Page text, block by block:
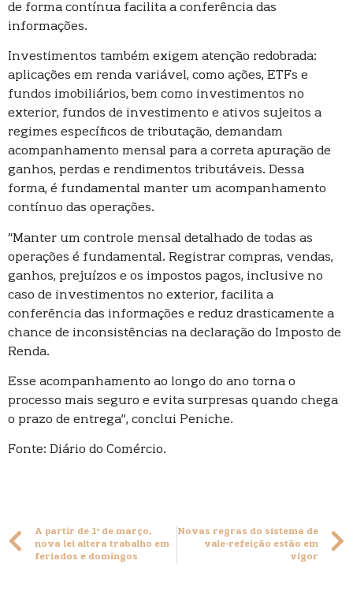
de forma contínua facilita a conferência das
informações.
Investimentos também exigem atenção redobrada:
aplicações em renda variável, como ações, ETFs e
fundos imobiliários, bem como investimentos no
exterior, fundos de investimento e ativos sujeitos a
regimes específicos de tributação, demandam
acompanhamento mensal para a correta apuração de
ganhos, perdas e rendimentos tributáveis. Dessa
forma, é fundamental manter um acompanhamento
contínuo das operações.
“Manter um controle mensal detalhado de todas as
operações é fundamental. Registrar compras, vendas,
ganhos, prejuízos e os impostos pagos, inclusive no
caso de investimentos no exterior, facilita a
conferência das informações e reduz drasticamente a
chance de inconsistências na declaração do Imposto de
Renda.
Esse acompanhamento ao longo do ano torna o
processo mais seguro e evita surpresas quando chega
o prazo de entrega”, conclui Peniche.
Fonte: Diário do Comércio.
A partir de 1º de março,
nova lei altera trabalho em
feriados e domingos
Novas regras do sistema de
vale-refeição estão em
vigor